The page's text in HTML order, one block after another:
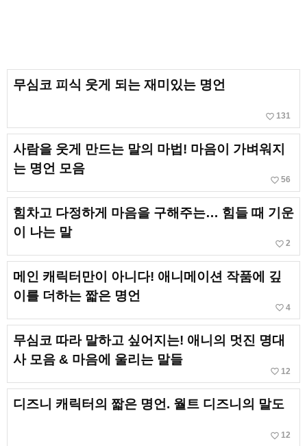
무심코 피식 웃게 되는 재미있는 명언
favorite_border 131
사람을 웃게 만드는 말의 마법! 마음이 가벼워지
는 명언 모음
favorite_border 56
힘차고 다정하게 마음을 구해주는… 힘들 때 기운
이 나는 말
favorite_border 2
메인 캐릭터만이 아니다! 애니메이션 작품에 깊
이를 더하는 짧은 명언
favorite_border 4
무심코 따라 말하고 싶어지는! 애니의 멋진 명대
사 모음 & 마음에 울리는 말들
favorite_border 12
디즈니 캐릭터의 짧은 명언. 월트 디즈니의 말도
favorite_border 12